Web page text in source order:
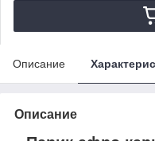
Описание
Описание